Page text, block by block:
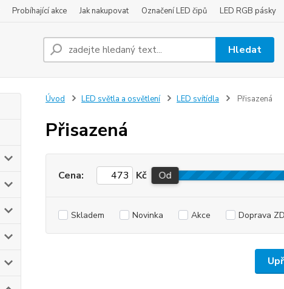
Probíhající akce Jak nakupovat Označení LED čipů LED RGB pásky
Hledat
Úvod LED světla a osvětlení LED svítídla Přisazená
Přisazená
Cena: Kč Od
Skladem Novinka Akce Doprava